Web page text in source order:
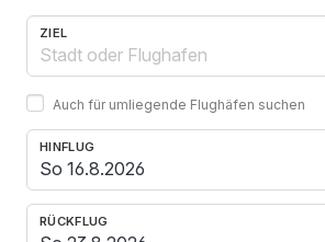
ZIEL
Auch für umliegende Flughäfen suchen
HINFLUG
RÜCKFLUG